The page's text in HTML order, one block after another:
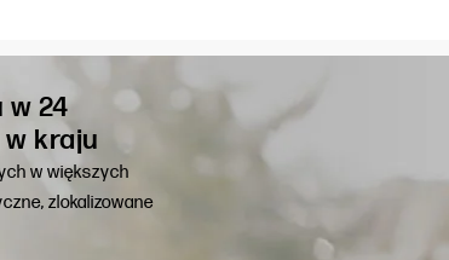
w 24
kraju
w większych
zlokalizowane